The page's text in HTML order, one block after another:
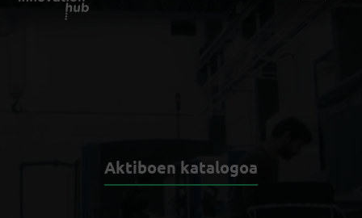
Aktiboen katalogoa